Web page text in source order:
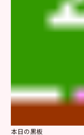
本日の黒板